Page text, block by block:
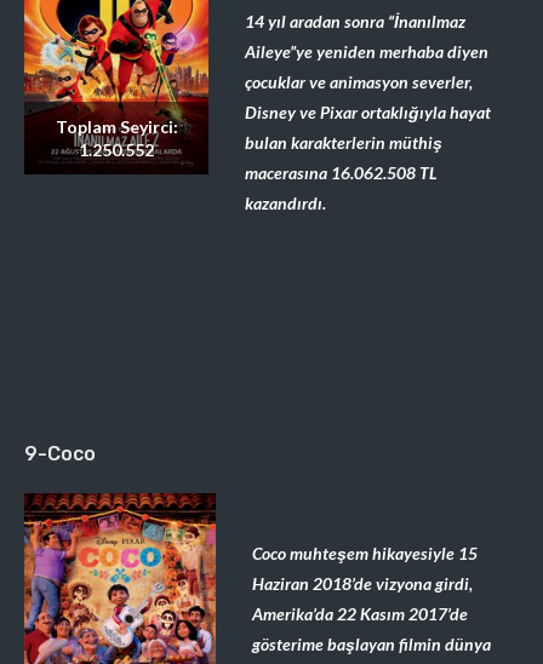
Toplam Seyirci:
1.250.552
14 yıl aradan sonra “İnanılmaz
Aileye”ye yeniden merhaba diyen
çocuklar ve animasyon severler,
Disney ve Pixar ortaklığıyla hayat
bulan karakterlerin müthiş
macerasına 16.062.508 TL
kazandırdı.
9-Coco
Coco muhteşem hikayesiyle 15
Haziran 2018’de vizyona girdi,
Amerika’da 22 Kasım 2017’de
gösterime başlayan filmin dünya